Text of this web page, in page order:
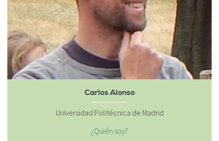
Carlos Alonso
Universidad Politécnica de Madrid
¿Quién soy?